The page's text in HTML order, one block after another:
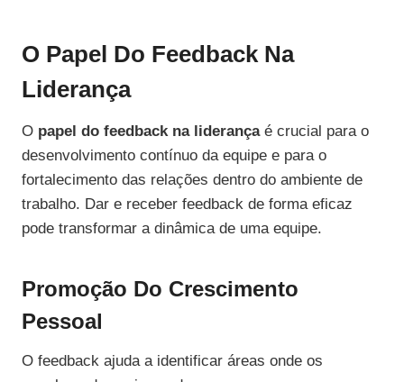
O Papel Do Feedback Na
Liderança
O papel do feedback na liderançaé crucial para o
desenvolvimento contínuo da equipe e para o
fortalecimento das relações dentro do ambiente de
trabalho. Dar e receber feedback de forma eficaz
pode transformar a dinâmica de uma equipe.
Promoção Do Crescimento
Pessoal
O feedback ajuda a identificar áreas onde os